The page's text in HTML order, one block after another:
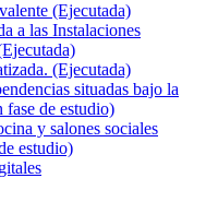
(Ejecutada)
a las Instalaciones
(Ejecutada)
situadas bajo la
fase de estudio)
y salones sociales
estudio)